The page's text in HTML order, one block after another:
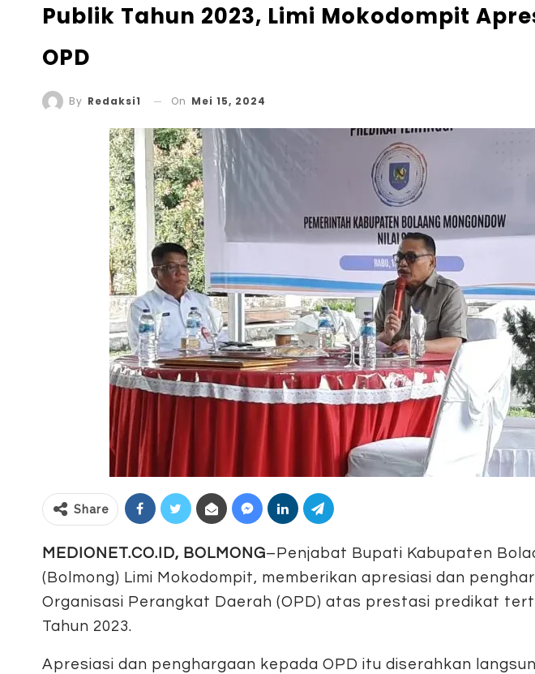
Publik Tahun 2023, Limi Mokodompit
OPD
By Redaksi1 On Mei 15, 2024
Share
MEDIONET.CO.ID, BOLMONG–Penjabat Bupati Kabupaten
(Bolmong) Limi Mokodompit, memberikan apresiasi dan
Organisasi Perangkat Daerah (OPD) atas prestasi predikat
Tahun 2023.
Apresiasi dan penghargaan kepada OPD itu diserahkan